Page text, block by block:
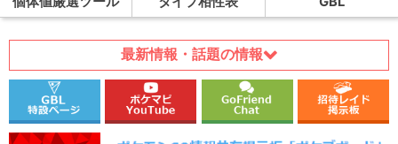
最新情報・話題の情報